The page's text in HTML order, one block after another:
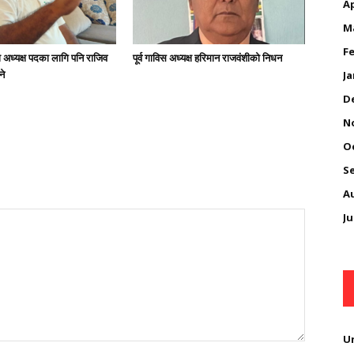
पदका लागि पनि राजिव
पूर्व गाविस अध्यक्ष हरिमान राजवंशीको निधन